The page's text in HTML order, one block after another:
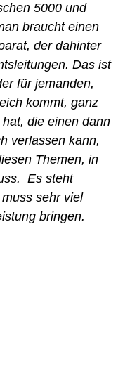
5000 und
braucht einen
der dahinter
Das ist
für jemanden,
kommt, ganz
die einen dann
verlassen kann,
Themen, in
Es steht
sehr viel
bringen.